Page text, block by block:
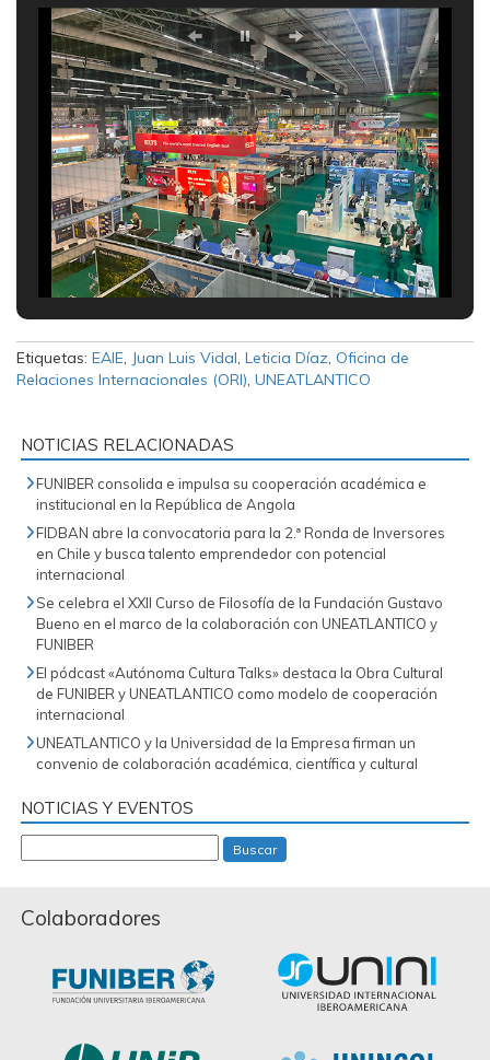
n
u
u
e
v
a
)
n
u
e
v
a
)
Etiquetas: EAIE, Juan Luis Vidal, Leticia Díaz, Oficina de
Relaciones Internacionales (ORI), UNEATLANTICO
NOTICIAS RELACIONADAS
FUNIBER consolida e impulsa su cooperación académica e
institucional en la República de Angola
FIDBAN abre la convocatoria para la 2.ª Ronda de Inversores
en Chile y busca talento emprendedor con potencial
internacional
Se celebra el XXII Curso de Filosofía de la Fundación Gustavo
Bueno en el marco de la colaboración con UNEATLANTICO y
FUNIBER
El pódcast «Autónoma Cultura Talks» destaca la Obra Cultural
de FUNIBER y UNEATLANTICO como modelo de cooperación
internacional
UNEATLANTICO y la Universidad de la Empresa firman un
convenio de colaboración académica, científica y cultural
NOTICIAS Y EVENTOS
Buscar
Colaboradores